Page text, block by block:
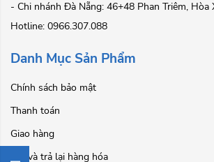
- Chi nhánh Đà Nẵng: 46+48 Phan Triêm, Hòa
Hotline: 0966.307.088
Danh Mục Sản Phẩm
Chính sách bảo mật
Thanh toán
Giao hàng
Đổi và trả lại hàng hóa